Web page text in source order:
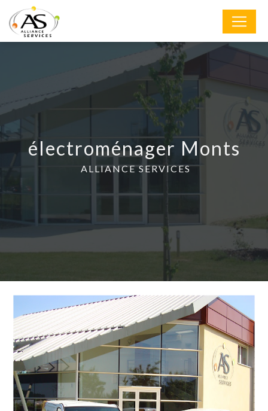
électroménager Monts
ALLIANCE SERVICES
Panneau de gestion des cookies